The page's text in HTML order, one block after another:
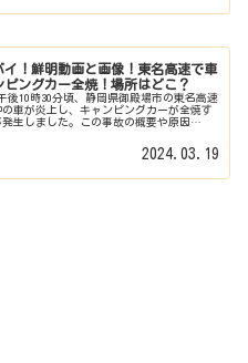
イ！鮮明動画と画像！東名高速で車
ピングカー全焼！場所はどこ？
後10時30分頃、静岡県御殿場市の東名高速
の車が炎上し、キャンピングカーが全焼す
生しました。この事故の概要や原因
2024.03.19